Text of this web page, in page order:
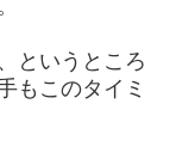
というところ
もこのタイミ